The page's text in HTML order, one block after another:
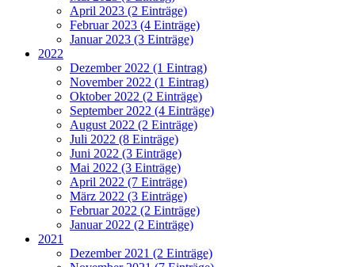
April 2023 (2 Einträge)
Februar 2023 (4 Einträge)
Januar 2023 (3 Einträge)
2022
Dezember 2022 (1 Eintrag)
November 2022 (1 Eintrag)
Oktober 2022 (2 Einträge)
September 2022 (4 Einträge)
August 2022 (2 Einträge)
Juli 2022 (8 Einträge)
Juni 2022 (3 Einträge)
Mai 2022 (3 Einträge)
April 2022 (7 Einträge)
März 2022 (3 Einträge)
Februar 2022 (2 Einträge)
Januar 2022 (2 Einträge)
2021
Dezember 2021 (2 Einträge)